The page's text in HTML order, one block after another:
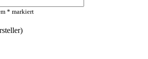
* markiert